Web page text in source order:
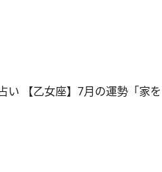
い 【乙女座】7月の運勢「家を